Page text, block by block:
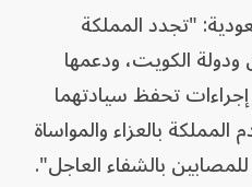
"تجدد المملكة
الكويت، ودعمها
تحفظ سيادتهما
المملكة بالعزاء والمواساة
بالشفاء العاجل".